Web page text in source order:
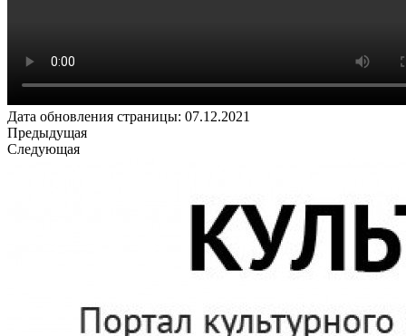
Дата обновления страницы: 07.12.2021
Предыдущая
Следующая